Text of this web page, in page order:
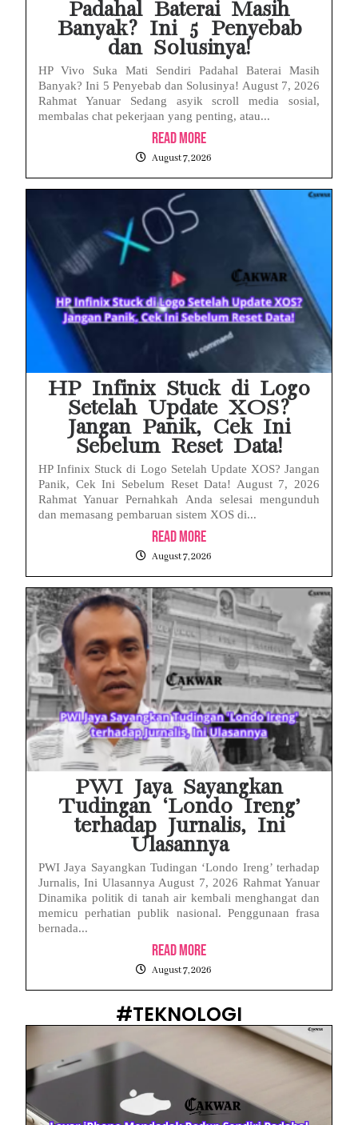
Padahal Baterai Masih
Banyak? Ini 5 Penyebab
dan Solusinya!
HP Vivo Suka Mati Sendiri Padahal Baterai Masih
Banyak? Ini 5 Penyebab dan Solusinya! August 7, 2026
Rahmat Yanuar Sedang asyik scroll media sosial,
membalas chat pekerjaan yang penting, atau...
Read More
August 7, 2026
HP Infinix Stuck di Logo
Setelah Update XOS?
Jangan Panik, Cek Ini
Sebelum Reset Data!
HP Infinix Stuck di Logo Setelah Update XOS? Jangan
Panik, Cek Ini Sebelum Reset Data! August 7, 2026
Rahmat Yanuar Pernahkah Anda selesai mengunduh
dan memasang pembaruan sistem XOS di...
Read More
August 7, 2026
PWI Jaya Sayangkan
Tudingan ‘Londo Ireng’
terhadap Jurnalis, Ini
Ulasannya
PWI Jaya Sayangkan Tudingan ‘Londo Ireng’ terhadap
Jurnalis, Ini Ulasannya August 7, 2026 Rahmat Yanuar
Dinamika politik di tanah air kembali menghangat dan
memicu perhatian publik nasional. Penggunaan frasa
bernada...
Read More
August 7, 2026
#TEKNOLOGI